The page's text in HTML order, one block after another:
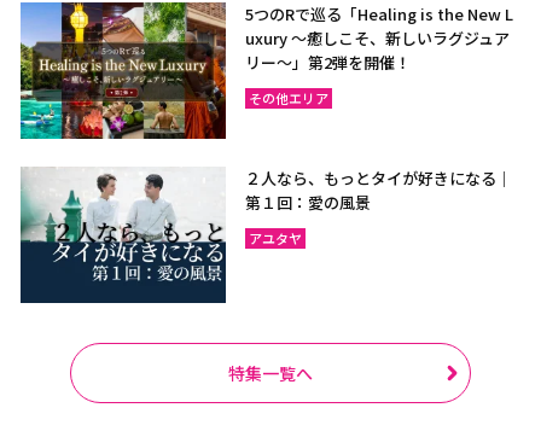
5つのRで巡る「Healing is the New L
uxury ～癒しこそ、新しいラグジュア
リー〜」第2弾を開催！
その他エリア
２人なら、もっとタイが好きになる｜
第１回：愛の風景
アユタヤ
特集一覧へ